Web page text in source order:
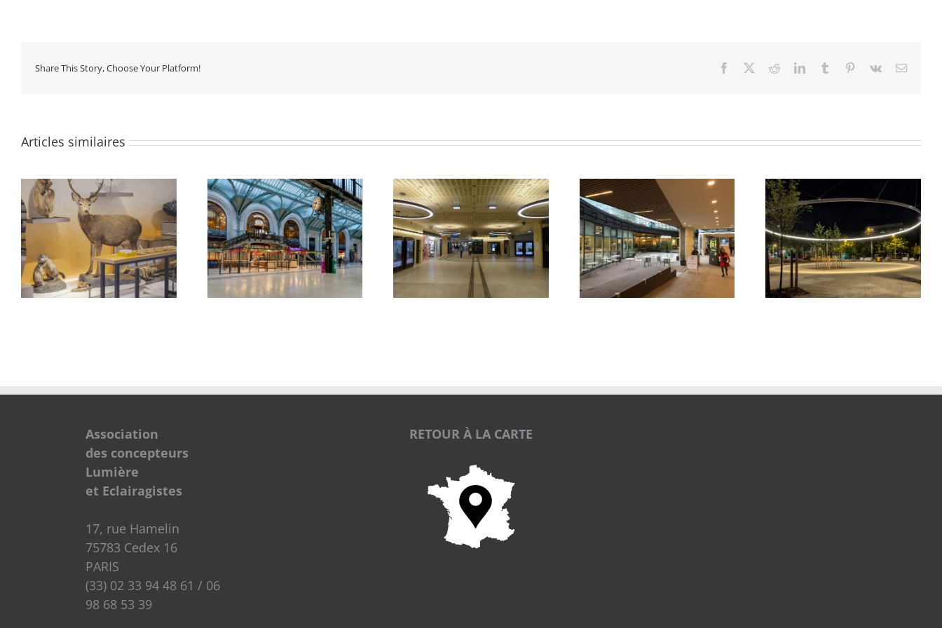
Share This Story, Choose Your Platform! Facebook RedditLinkedInTumblr Pinterest
Vk Email
Articles similaires
Gare de Lyon, hall 1, Petite
Halle Voyageur
Gare de Lyon, Galerie Diderot Abords Oxygen Quartier des Groues Museum d’Histoire Naturelle
Association
des concepteurs
Lumière
et Eclairagistes
17, rue Hamelin
75783 Cedex 16
PARIS
(33) 02 33 94 48 61 / 06
98 68 53 39
RETOUR À LA CARTE